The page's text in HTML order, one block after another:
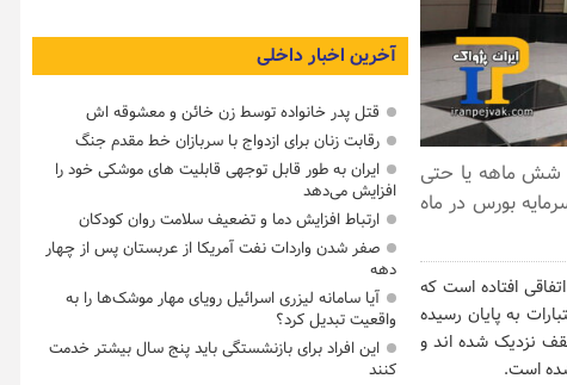
شش ماهه یا حتی
سرمایه بورس در ماه
افتاده است که
به پایان رسیده
نزدیک شده اند و
است.
آخرین اخبار داخلی
قتل پدر خانواده توسط زن خائن و معشوقه اش
رقابت زنان برای ازدواج با سربازان خط مقدم جنگ
ایران به طور قابل توجهی قابلیت های موشکی خود را
افزایش می‌دهد
ارتباط افزایش دما و تضعیف سلامت روان کودکان
صفر شدن واردات نفت آمریکا از عربستان پس از چهار
دهه
آیا سامانه لیزری اسرائیل رویای مهار موشک‌ها را به
واقعیت تبدیل کرد؟
این افراد برای بازنشستگی باید پنج سال بیشتر خدمت
کنند